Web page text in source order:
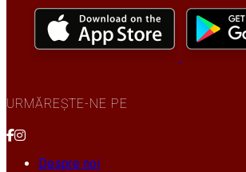
URMĂREȘTE-NE PE
Despre noi